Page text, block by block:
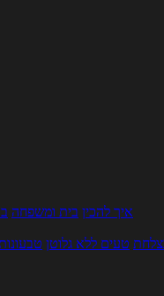
איך להכין בית ומשפחה
טעים ללא גלוטן